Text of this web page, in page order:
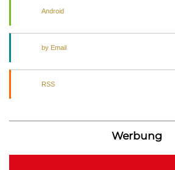
Android
by Email
RSS
Werbung